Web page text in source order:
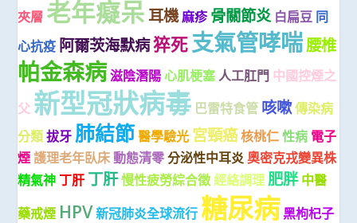
夾層 老年癡呆 耳機麻疹 骨關節炎 白扁豆 同
心抗疫 阿爾茨海默病猝死 支氣管哮喘腰椎
帕金森病滋陰潛陽 心肌梗塞 人工肛門 中國控煙之
父 新型冠狀病毒 巴雷特食管 咳嗽傳染病
分類 拔牙 肺結節 醫學驗光 宮頸癌核桃仁 性病 電子
煙 護理老年臥床 動態清零 分泌性中耳炎 奧密克戎變異株
精氣神 丁肝 丁肝慢性疲勞綜合徵 經絡調理 肥胖 中醫
藥戒煙 HPV新冠肺炎全球流行 糖尿病黑枸杞子